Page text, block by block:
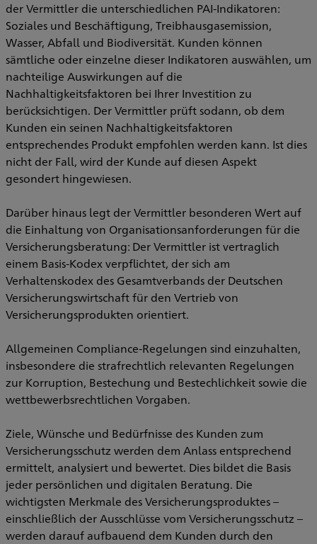
der Vermittler die unterschiedlichen PAI-Indikatoren:
Soziales und Beschäftigung, Treibhausgasemission,
Wasser, Abfall und Biodiversität. Kunden können
sämtliche oder einzelne dieser Indikatoren auswählen, um
nachteilige Auswirkungen auf die
Nachhaltigkeitsfaktoren bei Ihrer Investition zu
berücksichtigen. Der Vermittler prüft sodann, ob dem
Kunden ein seinen Nachhaltigkeitsfaktoren
entsprechendes Produkt empfohlen werden kann. Ist dies
nicht der Fall, wird der Kunde auf diesen Aspekt
gesondert hingewiesen.
Darüber hinaus legt der Vermittler besonderen Wert auf
die Einhaltung von Organisationsanforderungen für die
Versicherungsberatung: Der Vermittler ist vertraglich
einem Basis-Kodex verpflichtet, der sich am
Verhaltenskodex des Gesamtverbands der Deutschen
Versicherungswirtschaft für den Vertrieb von
Versicherungsprodukten orientiert.
Allgemeinen Compliance-Regelungen sind einzuhalten,
insbesondere die strafrechtlich relevanten Regelungen
zur Korruption, Bestechung und Bestechlichkeit sowie die
wettbewerbsrechtlichen Vorgaben.
Ziele, Wünsche und Bedürfnisse des Kunden zum
Versicherungsschutz werden dem Anlass entsprechend
ermittelt, analysiert und bewertet. Dies bildet die Basis
jeder persönlichen und digitalen Beratung. Die
wichtigsten Merkmale des Versicherungsproduktes –
einschließlich der Ausschlüsse vom Versicherungsschutz –
werden darauf aufbauend dem Kunden durch den